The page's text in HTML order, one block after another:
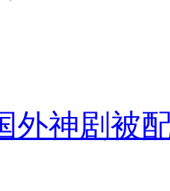
外神剧被